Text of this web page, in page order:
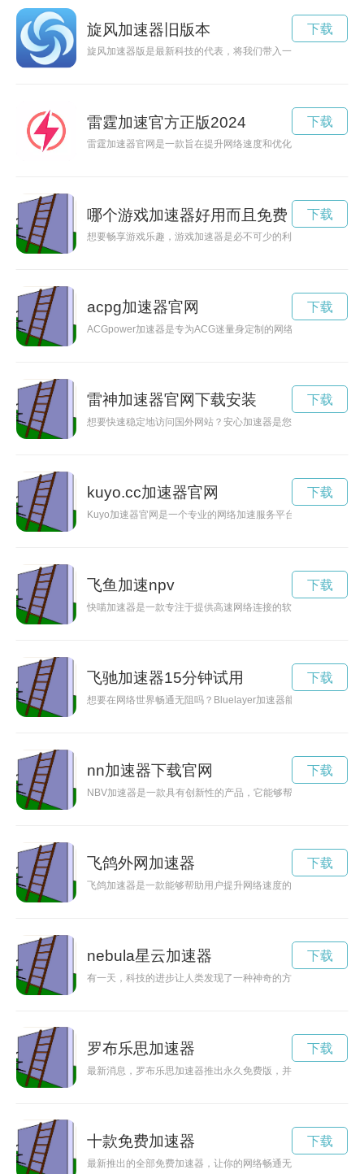
旋风加速器旧版本
旋风加速器版是最新科技的代表，将我们带入一个高速发展的未
下载
雷霆加速官方正版2024
雷霆加速器官网是一款旨在提升网络速度和优化游戏体验的工
下载
哪个游戏加速器好用而且免费
想要畅享游戏乐趣，游戏加速器是必不可少的利器。但市面上
下载
acpg加速器官网
ACGpower加速器是专为ACG迷量身定制的网络加速器，能为
下载
雷神加速器官网下载安装
想要快速稳定地访问国外网站？安心加速器是您的不二选择！
下载
kuyo.cc加速器官网
Kuyo加速器官网是一个专业的网络加速服务平台，为用户提供
下载
飞鱼加速npv
快喵加速器是一款专注于提供高速网络连接的软件，现在更推
下载
飞驰加速器15分钟试用
想要在网络世界畅通无阻吗？Bluelayer加速器能够帮助您加速
下载
nn加速器下载官网
NBV加速器是一款具有创新性的产品，它能够帮助您探索未知
下载
飞鸽外网加速器
飞鸽加速器是一款能够帮助用户提升网络速度的工具，如何才
下载
nebula星云加速器
有一天，科技的进步让人类发现了一种神奇的方法，能够利用
下载
罗布乐思加速器
最新消息，罗布乐思加速器推出永久免费版，并且无需实名认
下载
十款免费加速器
最新推出的全部免费加速器，让你的网络畅通无阻，体验更快
下载